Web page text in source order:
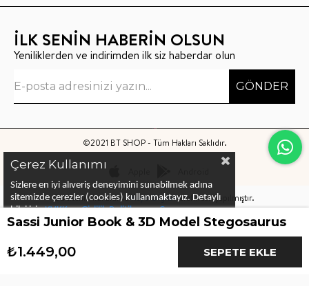
İLK SENİN HABERİN OLSUN
Yeniliklerden ve indirimden ilk siz haberdar olun
GÖNDER
©2021 BT SHOP - Tüm Hakları Saklıdır.
Bu sitenin kurulumuKeyo Digitaltarafından yapılmıştır.
Çerez Kullanımı
Sizlere en iyi alıveriş deneyimini sunabilmek adına
sitemizde çerezler (cookies) kullanmaktayız. Detaylı
bilgi için KVKK ve Gizlilik Politikası veÇerez
Politika larını inceleyebilirsiniz
Sassi Junior Book & 3D Model Stegosaurus
₺1.449,00